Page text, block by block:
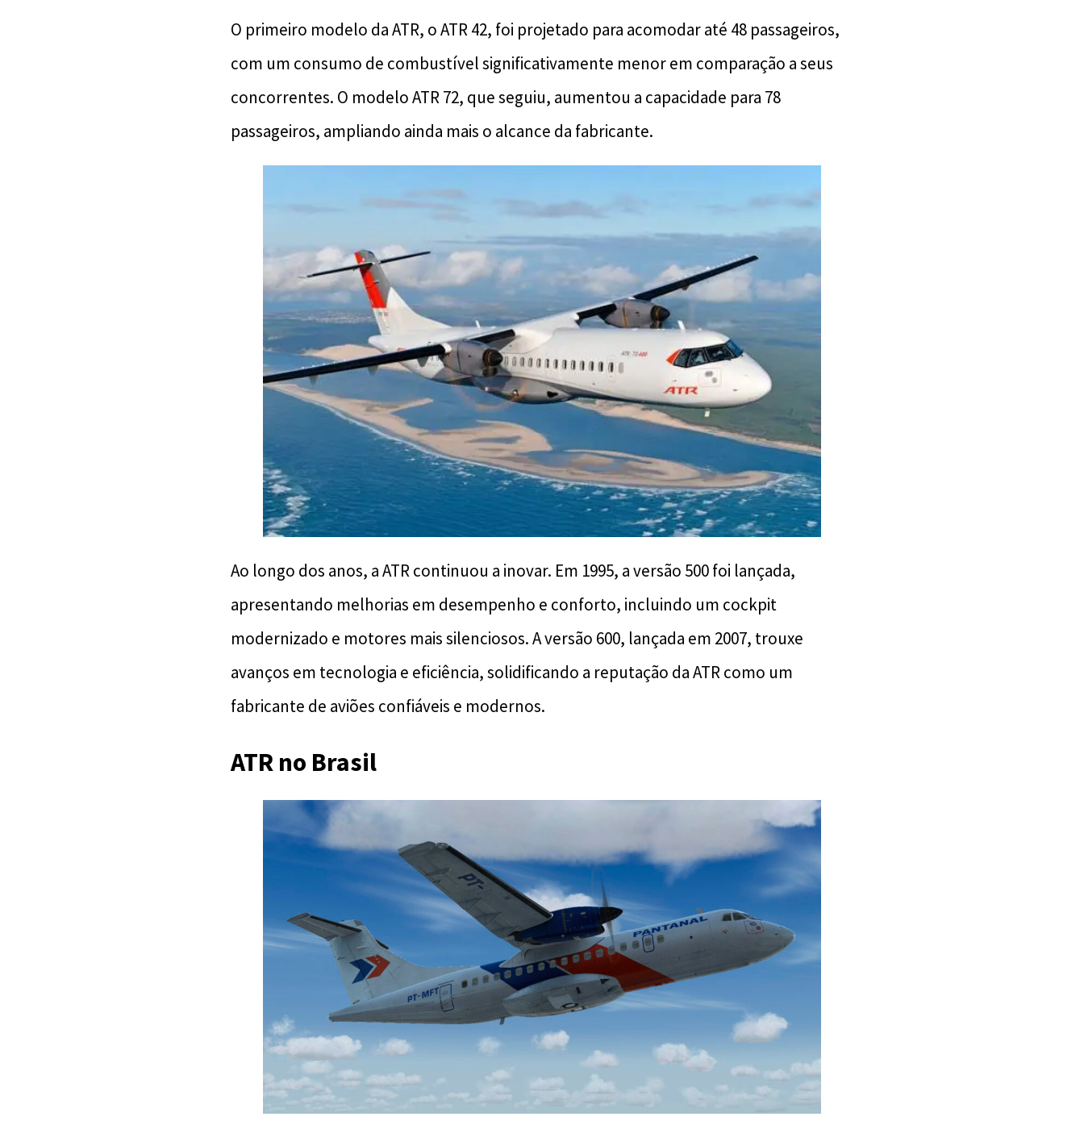
O primeiro modelo da ATR, o ATR 42, foi projetado para acomodar até 48 passageiros,
com um consumo de combustível significativamente menor em comparação a seus
concorrentes. O modelo ATR 72, que seguiu, aumentou a capacidade para 78
passageiros, ampliando ainda mais o alcance da fabricante.
Ao longo dos anos, a ATR continuou a inovar. Em 1995, a versão 500 foi lançada,
apresentando melhorias em desempenho e conforto, incluindo um cockpit
modernizado e motores mais silenciosos. A versão 600, lançada em 2007, trouxe
avanços em tecnologia e eficiência, solidificando a reputação da ATR como um
fabricante de aviões confiáveis e modernos.
ATR no Brasil